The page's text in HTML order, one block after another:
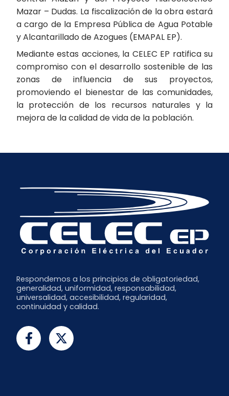
Mazar – Dudas. La fiscalización de la obra estará
a cargo de la Empresa Pública de Agua Potable
y Alcantarillado de Azogues (EMAPAL EP).
Mediante estas acciones, la CELEC EP ratifica su
compromiso con el desarrollo sostenible de las
zonas de influencia de sus proyectos,
promoviendo el bienestar de las comunidades,
la protección de los recursos naturales y la
mejora de la calidad de vida de la población.
Respondemos a los principios de obligatoriedad,
generalidad, uniformidad, responsabilidad,
universalidad, accesibilidad, regularidad,
continuidad y calidad.